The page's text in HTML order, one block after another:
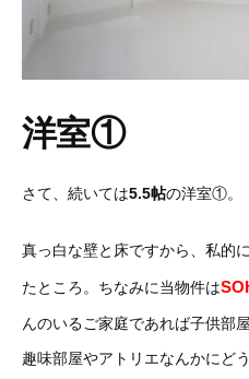
洋室①
さて、続いては5.5帖の洋室①。
真っ白な壁と床ですから、私的
たところ。ちなみに当物件は
んのいるご家庭であれば子供部
趣味部屋やアトリエなんかにどう